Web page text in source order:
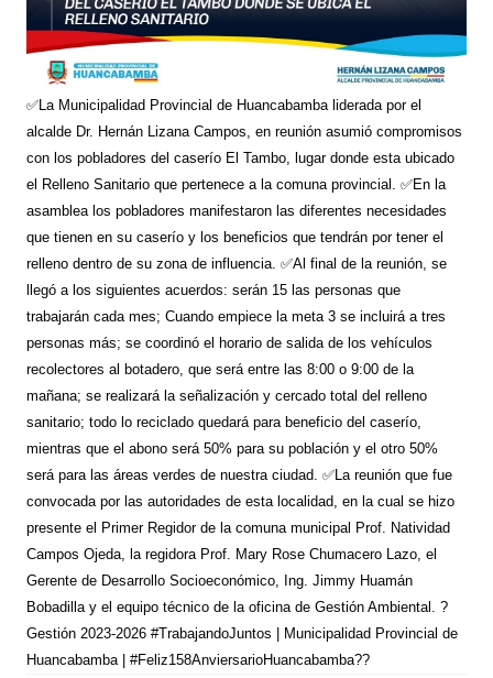
✅La Municipalidad Provincial de Huancabamba liderada por el
alcalde Dr. Hernán Lizana Campos, en reunión asumió compromisos
con los pobladores del caserío El Tambo, lugar donde esta ubicado
el Relleno Sanitario que pertenece a la comuna provincial. ✅En la
asamblea los pobladores manifestaron las diferentes necesidades
que tienen en su caserío y los beneficios que tendrán por tener el
relleno dentro de su zona de influencia. ✅Al final de la reunión, se
llegó a los siguientes acuerdos: serán 15 las personas que
trabajarán cada mes; Cuando empiece la meta 3 se incluirá a tres
personas más; se coordinó el horario de salida de los vehículos
recolectores al botadero, que será entre las 8:00 o 9:00 de la
mañana; se realizará la señalización y cercado total del relleno
sanitario; todo lo reciclado quedará para beneficio del caserío,
mientras que el abono será 50% para su población y el otro 50%
será para las áreas verdes de nuestra ciudad. ✅La reunión que fue
convocada por las autoridades de esta localidad, en la cual se hizo
presente el Primer Regidor de la comuna municipal Prof. Natividad
Campos Ojeda, la regidora Prof. Mary Rose Chumacero Lazo, el
Gerente de Desarrollo Socioeconómico, Ing. Jimmy Huamán
Bobadilla y el equipo técnico de la oficina de Gestión Ambiental. ?
Gestión 2023-2026 #TrabajandoJuntos | Municipalidad Provincial de
Huancabamba | #Feliz158AnviersarioHuancabamba??